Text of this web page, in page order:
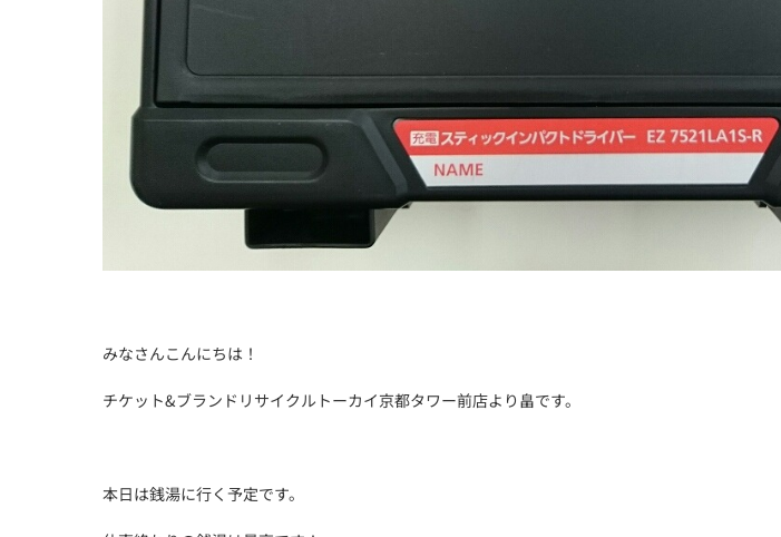
みなさんこんにちは！
チケット&ブランドリサイクルトーカイ京都タワー前店より畠です。
本日は銭湯に行く予定です。